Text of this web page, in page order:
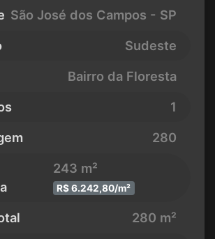
São José dos Campos - SP
Sudeste
Bairro da Floresta
1
280
243 m²
R$ 6.242,80/m²
280 m²